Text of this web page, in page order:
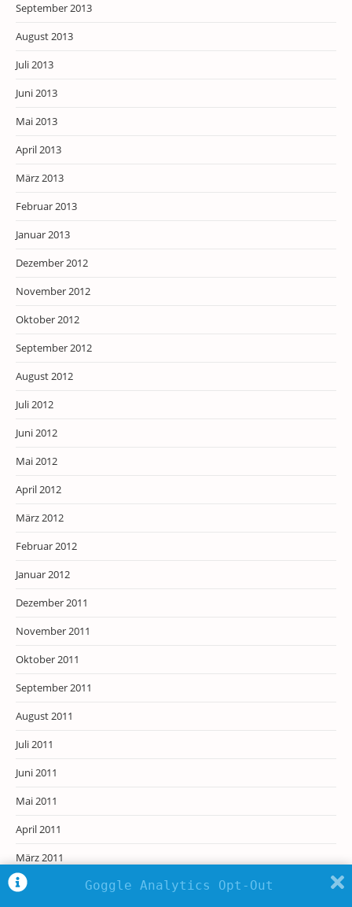
September 2013
August 2013
Juli 2013
Juni 2013
Mai 2013
April 2013
März 2013
Februar 2013
Januar 2013
Dezember 2012
November 2012
Oktober 2012
September 2012
August 2012
Juli 2012
Juni 2012
Mai 2012
April 2012
März 2012
Februar 2012
Januar 2012
Dezember 2011
November 2011
Oktober 2011
September 2011
August 2011
Juli 2011
Juni 2011
Mai 2011
April 2011
März 2011
Februar 2011
Goggle Analytics Opt-Out